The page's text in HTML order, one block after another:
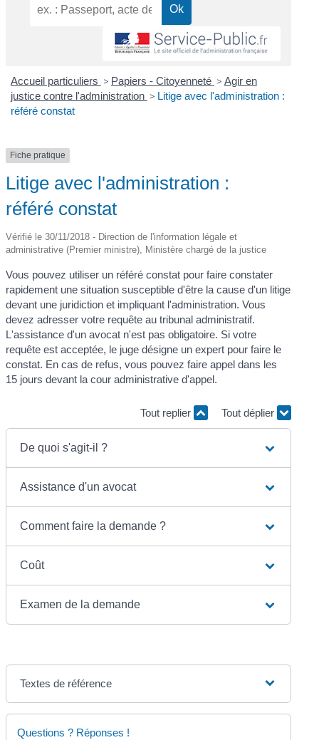
Accueil particuliers > Papiers - Citoyenneté > Agir en
justice contre l'administration > Litige avec l'administration :
référé constat
Fiche pratique
Litige avec l'administration :
référé constat
Vérifié le 30/11/2018 - Direction de l'information légale et
administrative (Premier ministre), Ministère chargé de la justice
Vous pouvez utiliser un référé constat pour faire constater
rapidement une situation susceptible d'être la cause d'un litige
devant une juridiction et impliquant l'administration. Vous
devez adresser votre requête au tribunal administratif.
L'assistance d'un avocat n'est pas obligatoire. Si votre
requête est acceptée, le juge désigne un expert pour faire le
constat. En cas de refus, vous pouvez faire appel dans les
15 jours devant la cour administrative d'appel.
Tout replier Tout déplier
De quoi s'agit-il ?
Assistance d'un avocat
Comment faire la demande ?
Coût
Examen de la demande
Textes de référence
Questions ? Réponses !